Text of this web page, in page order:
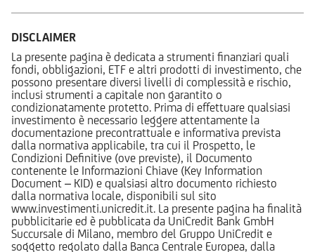
DISCLAIMER
La presente pagina è dedicata a strumenti finanziari quali
fondi, obbligazioni, ETF e altri prodotti di investimento, che
possono presentare diversi livelli di complessità e rischio,
inclusi strumenti a capitale non garantito o
condizionatamente protetto. Prima di effettuare qualsiasi
investimento è necessario leggere attentamente la
documentazione precontrattuale e informativa prevista
dalla normativa applicabile, tra cui il Prospetto, le
Condizioni Definitive (ove previste), il Documento
contenente le Informazioni Chiave (Key Information
Document – KID) e qualsiasi altro documento richiesto
dalla normativa locale, disponibili sul sito
www.investimenti.unicredit.it. La presente pagina ha finalità
pubblicitarie ed è pubblicata da UniCredit Bank GmbH
Succursale di Milano, membro del Gruppo UniCredit e
soggetto regolato dalla Banca Centrale Europea, dalla